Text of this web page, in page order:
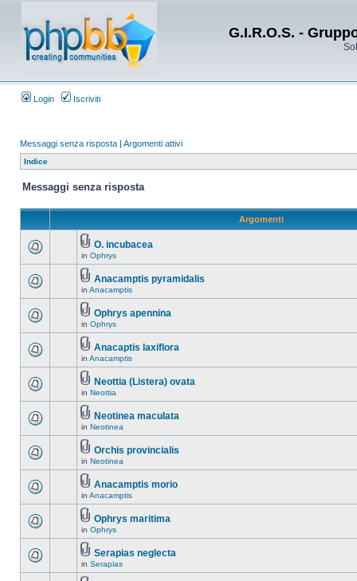
G.I.R.O.S. -
Login Iscriviti
Messaggi senza risposta | Argomenti attivi
Indice
Messaggi senza risposta
Argomenti
O. incubacea
in Ophrys
Anacamptis pyramidalis
in Anacamptis
Ophrys apennina
in Ophrys
Anacaptis laxiflora
in Anacamptis
Neottia (Listera) ovata
in Neottia
Neotinea maculata
in Neotinea
Orchis provincialis
in Neotinea
Anacamptis morio
in Anacamptis
Ophrys maritima
in Ophrys
Serapias neglecta
in Serapias